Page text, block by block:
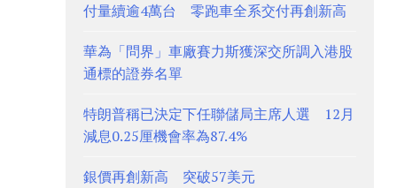
付量續逾4萬台 零跑車全系交付再創新高
華為「問界」車廠賽力斯獲深交所調入港股
通標的證券名單
特朗普稱已決定下任聯儲局主席人選 12月
減息0.25厘機會率為87.4%
銀價再創新高 突破57美元